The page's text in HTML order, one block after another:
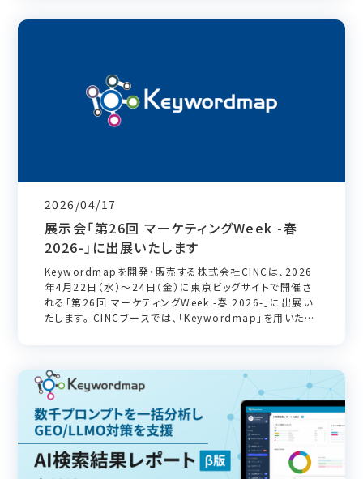
2026/04/17
展示会「第26回 マーケティングWeek -春
2026-」に出展いたします
Keywordmapを開発・販売する株式会社CINCは、2026
年4月22日（水）～24日（金）に東京ビッグサイトで開催さ
れる「第26回 マーケティングWeek -春 2026-」に出展い
たします。 CINCブースでは、「Keywordmap」を用いた最